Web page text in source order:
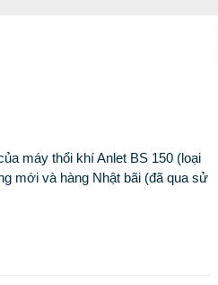
máy thổi khí Anlet BS 150 (loại
mới và hàng Nhật bãi (đã qua sử